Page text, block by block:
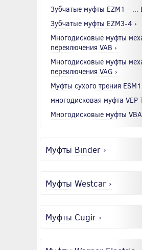
Зубчатые муфты EZM1 - ...
Зубчатые муфты EZM3-4 ›
Многодисковые муфты
переключения VAB ›
Многодисковые муфты
переключения VAG ›
Муфты сухого трения ESM1
многодисковая муфта VEP
Многодисковые муфты
Муфты Binder ›
Муфты Westcar ›
Муфты Cugir ›